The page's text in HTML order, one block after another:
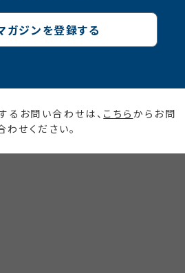
ガジンを登録する
るお問い合わせは、 こちら からお問
わせください。